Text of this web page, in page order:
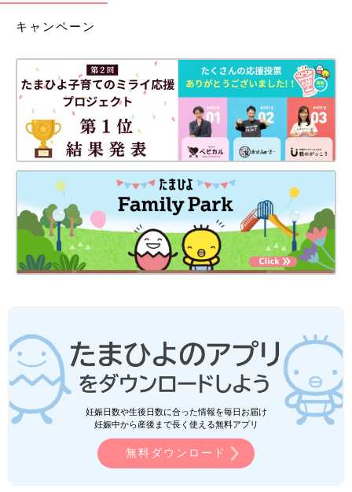
キャンペーン
妊娠日数や生後日数に合った情報を毎日お届け
妊娠中から産後まで長く使える無料アプリ
無料ダウンロード